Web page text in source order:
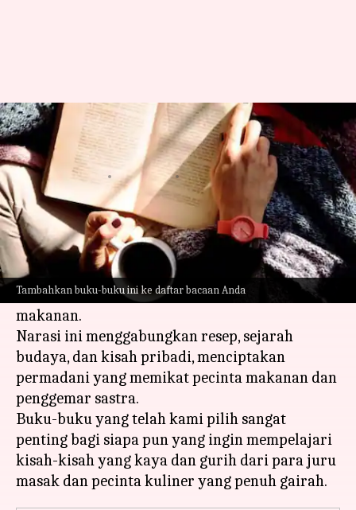
Tambahkan buku-buku ini ke daftar bacaan Anda
Nikmati Rasanya: Memoar
Kuliner Yang Harus Anda Baca
menulis Handoko Apr 11, 2024 12:38 pm
Apa ceritanya
Memoar kuliner yang memadukan kisah
pribadi dengan seni gastronomi, menyoroti
kehidupan orang-orang yang menjunjung tinggi
makanan.
Narasi ini menggabungkan resep, sejarah
budaya, dan kisah pribadi, menciptakan
permadani yang memikat pecinta makanan dan
penggemar sastra.
Buku-buku yang telah kami pilih sangat
penting bagi siapa pun yang ingin mempelajari
kisah-kisah yang kaya dan gurih dari para juru